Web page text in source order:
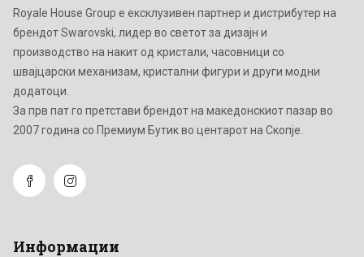
Royale House Group е ексклузивен партнер и дистрибутер на
брендот Swarovski, лидер во светот за дизајн и
производство на накит од кристали, часовници со
швајцарски механизам, кристални фигури и други модни
додатоци.
Зa прв пат го претстави брендот на македонскиот пазар во
2007 година со Премиум Бутик во центарот на Скопје.
Информации